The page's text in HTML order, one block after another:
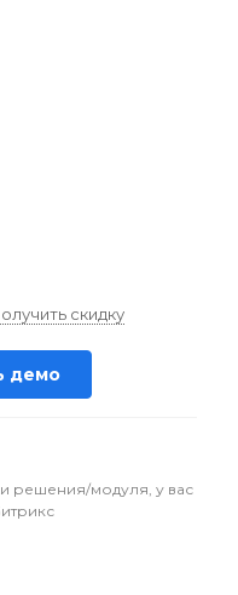
скидку
демо
решения/модуля, у вас